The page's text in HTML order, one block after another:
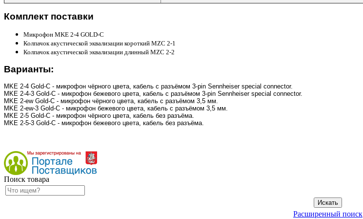
Комплект поставки
Микрофон MKE 2-4 GOLD-C
Колпачок акустической эквализации короткий MZC 2-1
Колпачок акустической эквализации длинный MZC 2-2
Варианты:
MKE 2-4 Gold-C - микрофон чёрного цвета, кабель с разъёмом 3-pin Sennheiser special connector.
MKE 2-4-3 Gold-C - микрофон бежевого цвета, кабель с разъёмом 3-pin Sennheiser special connector.
MKE 2-ew Gold-C - микрофон чёрного цвета, кабель с разъёмом 3,5 мм.
MKE 2-ew-3 Gold-C - микрофон бежевого цвета, кабель с разъёмом 3,5 мм.
MKE 2-5 Gold-C - микрофон чёрного цвета, кабель без разъёма.
MKE 2-5-3 Gold-C - микрофон бежевого цвета, кабель без разъёма.
Поиск товара
Расширенный поиск